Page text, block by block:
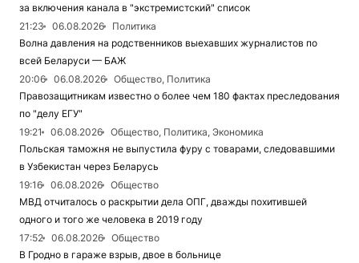
за включения канала в "экстремистский" список
21:23
06.08.2026
Политика
Волна давления на родственников выехавших журналистов по
всей Беларуси — БАЖ
20:06
06.08.2026
Общество, Политика
Правозащитникам известно о более чем 180 фактах преследования
по "делу ЕГУ"
19:21
06.08.2026
Общество, Политика, Экономика
Польская таможня не выпустила фуру с товарами, следовавшими
в Узбекистан через Беларусь
19:16
06.08.2026
Общество
МВД отчиталось о раскрытии дела ОПГ, дважды похитившей
одного и того же человека в 2019 году
17:52
06.08.2026
Общество
В Гродно в гараже взрыв, двое в больнице